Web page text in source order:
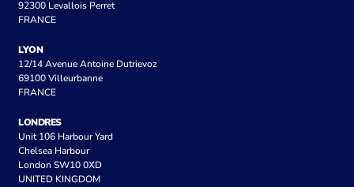
92300 Levallois Perret
FRANCE
LYON
12/14 Avenue Antoine Dutrievoz
69100 Villeurbanne
FRANCE
LONDRES
Unit 106 Harbour Yard
Chelsea Harbour
London SW10 0XD
UNITED KINGDOM